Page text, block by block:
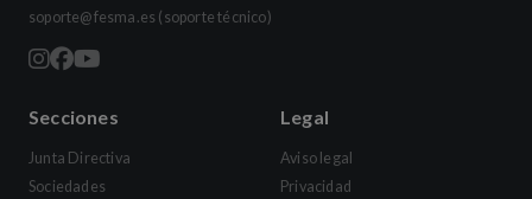
soporte@fesma.es (soporte técnico)
Secciones
Junta Directiva
Sociedades
Legal
Aviso legal
Privacidad